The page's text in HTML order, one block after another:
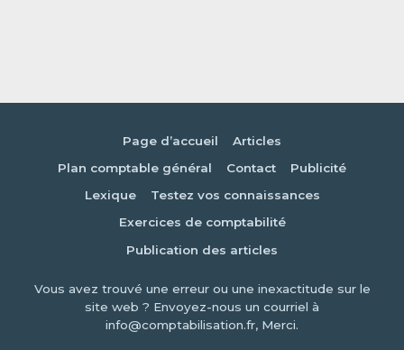
Page d’accueil
Articles
Plan comptable général
Contact
Publicité
Lexique
Testez vos connaissances
Exercices de comptabilité
Publication des articles
Vous avez trouvé une erreur ou une inexactitude sur le
site web ? Envoyez-nous un courriel à
info@comptabilisation.fr, Merci.